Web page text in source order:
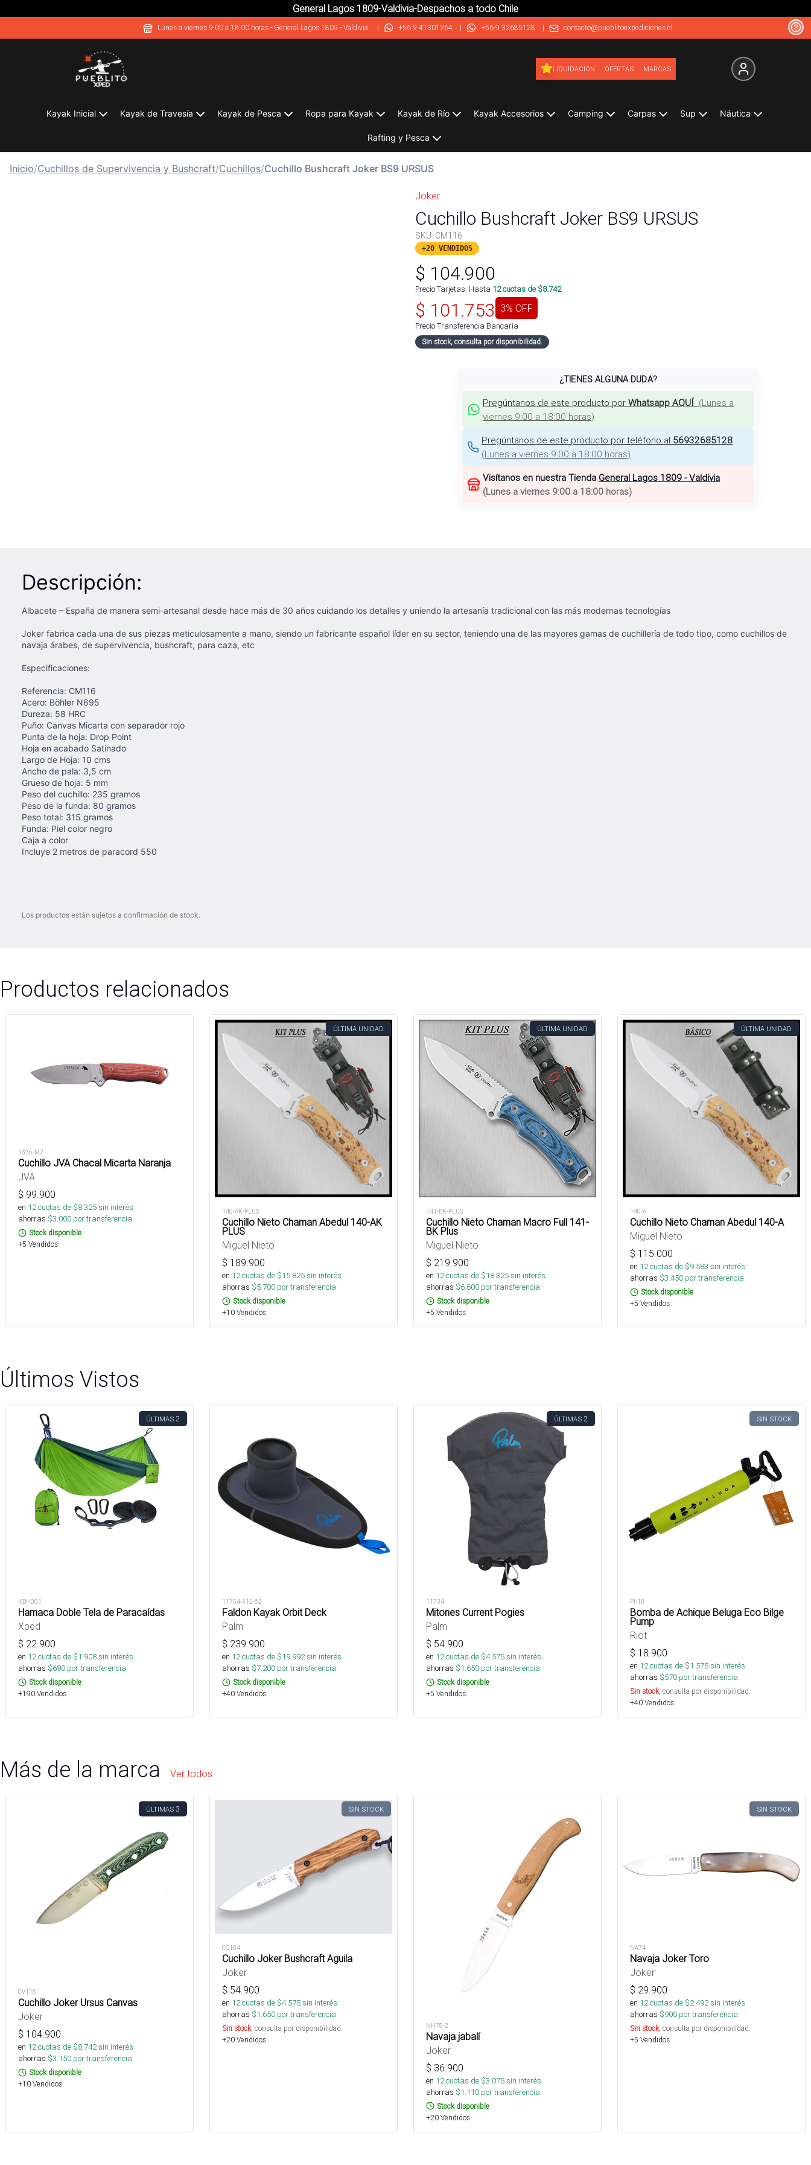
General Lagos 1809-Valdivia-Despachos a todo Chile
Lunes a viernes 9:00 a 18:00 horas - General Lagos 1809 - Valdivia | +56 9 41301264 | +56 9 32685128 | contacto@pueblitoexpediciones.cl
LIQUIDACIÓN OFERTAS MARCAS
Kayak Inicial Kayak de Travesía Kayak de Pesca Ropa para Kayak Kayak de Río Kayak Accesorios Camping Carpas Sup Náutica
Rafting y Pesca
Inicio/Cuchillos de Supervivencia y Bushcraft/Cuchillos/Cuchillo Bushcraft Joker BS9 URSUS
Joker
Cuchillo Bushcraft Joker BS9 URSUS
SKU: CM116
+20 VENDIDOS
$ 104.900
Precio Tarjetas: Hasta 12cuotas de $8.742
$ 101.753 3% OFF
Precio Transferencia Bancaria
Sin stock, consulta por disponibilidad.
¿TIENES ALGUNA DUDA?
Pregúntanos de este producto por Whatsapp AQUÍ (Lunes a
viernes 9:00 a 18:00 horas)
Pregúntanos de este producto por teléfono al 56932685128
(Lunes a viernes 9:00 a 18:00 horas)
Visítanos en nuestra Tienda General Lagos 1809 - Valdivia
(Lunes a viernes 9:00 a 18:00 horas)
Descripción:
Albacete – España de manera semi-artesanal desde hace más de 30 años cuidando los detalles y uniendo la artesanía tradicional con las más modernas tecnologías
Joker fabrica cada una de sus piezas meticulosamente a mano, siendo un fabricante español líder en su sector, teniendo una de las mayores gamas de cuchillería de todo tipo, como cuchillos de
navaja árabes, de supervivencia, bushcraft, para caza, etc
Especificaciones:
Referencia: CM116
Acero: Böhler N695
Dureza: 58 HRC
Puño: Canvas Micarta con separador rojo
Punta de la hoja: Drop Point
Hoja en acabado Satinado
Largo de Hoja: 10 cms
Ancho de pala: 3,5 cm
Grueso de hoja: 5 mm
Peso del cuchillo: 235 gramos
Peso de la funda: 80 gramos
Peso total: 315 gramos
Funda: Piel color negro
Caja a color
Incluye 2 metros de paracord 550
Los productos están sujetos a confirmación de stock.
Productos relacionados
1336-M2
Cuchillo JVA Chacal Micarta Naranja
JVA
$ 99.900
en 12cuotas de $8.325sin interés
ahorras $3.000 por transferencia.
Stock disponible
+5 Vendidos
ÚLTIMA UNIDAD
140-AK-PLUS
Cuchillo Nieto Chaman Abedul 140-AK
PLUS
Miguel Nieto
$ 189.900
en 12cuotas de $15.825sin interés
ahorras $5.700 por transferencia.
Stock disponible
+10 Vendidos
ÚLTIMA UNIDAD
141-BK-PLUS
Cuchillo Nieto Chaman Macro Full 141-
BK Plus
Miguel Nieto
$ 219.900
en 12cuotas de $18.325sin interés
ahorras $6.600 por transferencia.
Stock disponible
+5 Vendidos
ÚLTIMA UNIDAD
140-A
Cuchillo Nieto Chaman Abedul 140-A
Miguel Nieto
$ 115.000
en 12cuotas de $9.583 sin interés
ahorras $3.450 por transferencia.
Stock disponible
+5 Vendidos
Últimos Vistos
ÚLTIMAS 2
KDH001
Hamaca Doble Tela de Paracaídas
Xped
$ 22.900
en 12cuotas de $1.908sin interés
ahorras $690 por transferencia.
Stock disponible
+190 Vendidos
11754-312-62
Faldon Kayak Orbit Deck
Palm
$ 239.900
en 12cuotas de $19.992sin interés
ahorras $7.200 por transferencia.
Stock disponible
+40 Vendidos
ÚLTIMAS 2
11734
Mitones Current Pogies
Palm
$ 54.900
en 12cuotas de $4.575sin interés
ahorras $1.650 por transferencia.
Stock disponible
+5 Vendidos
SIN STOCK
PI-18
Bomba de Achique Beluga Eco Bilge
Pump
Riot
$ 18.900
en 12cuotas de $1.575sin interés
ahorras $570 por transferencia.
Sin stock, consulta por disponibilidad.
+40 Vendidos
Más de la marca Ver todos
ÚLTIMAS 3
CV116
Cuchillo Joker Ursus Canvas
Joker
$ 104.900
en 12cuotas de $8.742sin interés
ahorras $3.150 por transferencia.
Stock disponible
+10 Vendidos
SIN STOCK
CO104
Cuchillo Joker Bushcraft Aguila
Joker
$ 54.900
en 12cuotas de $4.575sin interés
ahorras $1.650 por transferencia.
Sin stock, consulta por disponibilidad.
+20 Vendidos
NH78-2
Navaja jabalí
Joker
$ 36.900
en 12cuotas de $3.075sin interés
ahorras $1.110 por transferencia.
Stock disponible
+20 Vendidos
SIN STOCK
NA74
Navaja Joker Toro
Joker
$ 29.900
en 12cuotas de $2.492sin interés
ahorras $900 por transferencia.
Sin stock, consulta por disponibilidad.
+5 Vendidos